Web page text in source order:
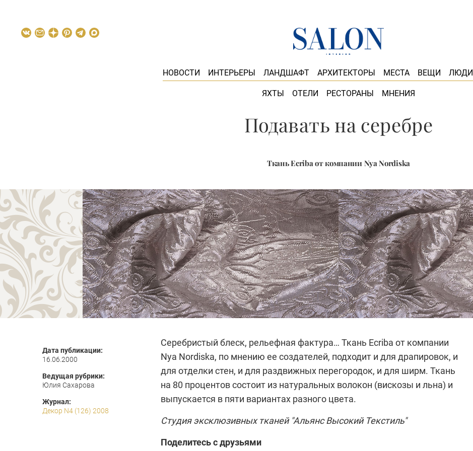
НОВОСТИ ИНТЕРЬЕРЫ ЛАНДШАФТ АРХИТЕКТОРЫ МЕСТА ВЕЩИ ЛЮДИ
ЯХТЫ ОТЕЛИ РЕСТОРАНЫ МНЕНИЯ
Подавать на серебре
Ткань Ecriba от компании Nya Nordiska
Дата публикации:
16.06.2000
Ведущая рубрики:
Юлия Сахарова
Журнал:
Декор N4 (126) 2008
Серебристый блеск, рельефная фактура… Ткань Ecriba от компании
Nya Nordiska, по мнению ее создателей, подходит и для драпировок, и
для отделки стен, и для раздвижных перегородок, и для ширм. Ткань
на 80 процентов состоит из натуральных волокон (вискозы и льна) и
выпускается в пяти вариантах разного цвета.
Студия эксклюзивных тканей "Альянс Высокий Текстиль"
Поделитесь с друзьями